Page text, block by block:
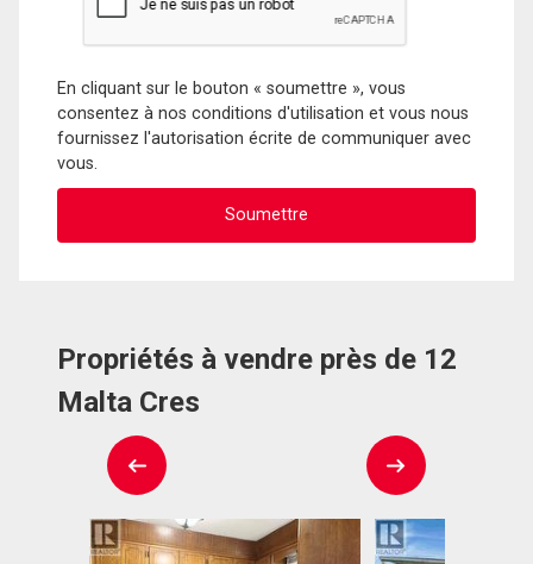
En cliquant sur le bouton « soumettre », vous
consentez à nos conditions d'utilisation et vous nous
fournissez l'autorisation écrite de communiquer avec
vous.
Propriétés à vendre près de 12
Malta Cres